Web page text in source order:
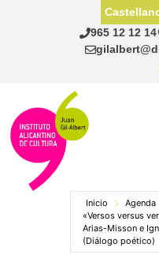
965 12 12 14
Inicio Agenda
«Versos versus
Arias-Misson e
(Diálogo poético)